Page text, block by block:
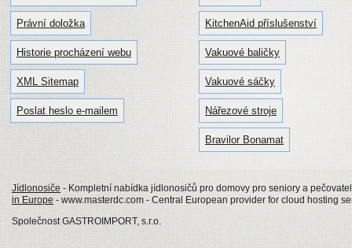
Právní doložka
Historie procházení webu
XML Sitemap
Poslat heslo e-mailem
KitchenAid příslušenství
Vakuové baličky
Vakuové sáčky
Nářezové stroje
Bravilor Bonamat
Jídlonosiče - Kompletní nabídka jídlonosičů pro domovy pro seniory a
in Europe - www.masterdc.com - Central European provider for cloud hosting
Společnost GASTROIMPORT, s.r.o.